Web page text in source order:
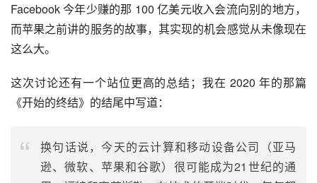
Facebook 今年少赚的那 100 亿美元收入会流向别的地方，
而苹果之前讲的服务的故事，其实现的机会感觉从未像现在
这么大。
这次讨论还有一个站位更高的总结；我在 2020 年的那篇
《开始的终结》的结尾中写道：
换句话说，今天的云计算和移动设备公司（亚马
逊、微软、苹果和谷歌）很可能成为21世纪的通